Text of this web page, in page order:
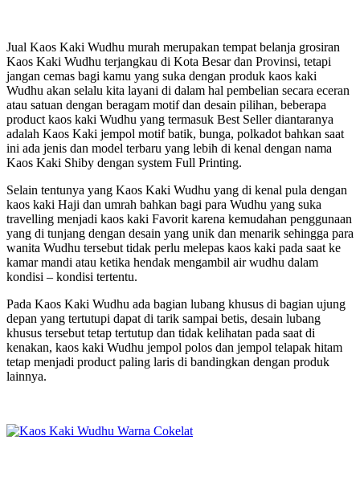
Jual Kaos Kaki Wudhu murah merupakan tempat belanja grosiran
Kaos Kaki Wudhu terjangkau di Kota Besar dan Provinsi, tetapi
jangan cemas bagi kamu yang suka dengan produk kaos kaki
Wudhu akan selalu kita layani di dalam hal pembelian secara eceran
atau satuan dengan beragam motif dan desain pilihan, beberapa
product kaos kaki Wudhu yang termasuk Best Seller diantaranya
adalah Kaos Kaki jempol motif batik, bunga, polkadot bahkan saat
ini ada jenis dan model terbaru yang lebih di kenal dengan nama
Kaos Kaki Shiby dengan system Full Printing.
Selain tentunya yang Kaos Kaki Wudhu yang di kenal pula dengan
kaos kaki Haji dan umrah bahkan bagi para Wudhu yang suka
travelling menjadi kaos kaki Favorit karena kemudahan penggunaan
yang di tunjang dengan desain yang unik dan menarik sehingga para
wanita Wudhu tersebut tidak perlu melepas kaos kaki pada saat ke
kamar mandi atau ketika hendak mengambil air wudhu dalam
kondisi – kondisi tertentu.
Pada Kaos Kaki Wudhu ada bagian lubang khusus di bagian ujung
depan yang tertutupi dapat di tarik sampai betis, desain lubang
khusus tersebut tetap tertutup dan tidak kelihatan pada saat di
kenakan, kaos kaki Wudhu jempol polos dan jempol telapak hitam
tetap menjadi product paling laris di bandingkan dengan produk
lainnya.